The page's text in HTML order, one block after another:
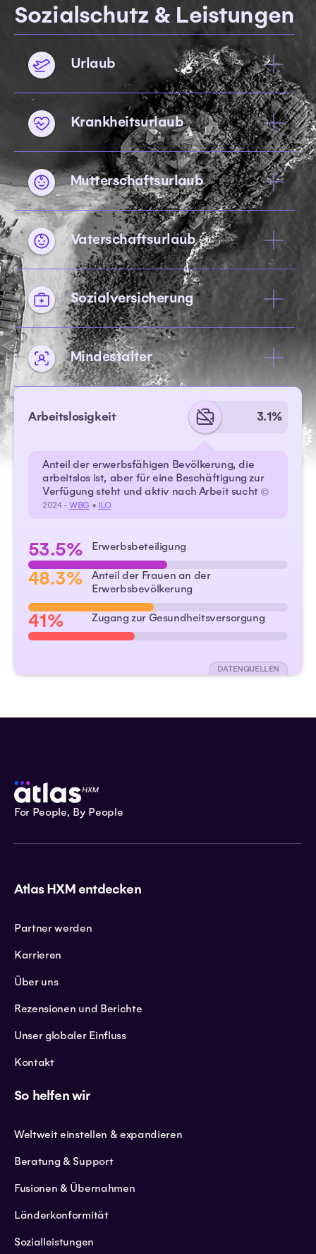
Sozialschutz & Leistungen
Urlaub
Krankheitsurlaub
Mutterschaftsurlaub
Vaterschaftsurlaub
Sozialversicherung
Mindestalter
Arbeitslosigkeit 3.1%
Anteil der erwerbsfähigen Bevölkerung, die
arbeitslos ist, aber für eine Beschäftigung zur
Verfügung steht und aktiv nach Arbeit sucht ©
2024 -WBG • ILO
53.5% Erwerbsbeteiligung
48.3%
Anteil der Frauen an der
Erwerbsbevölkerung
41% Zugang zur Gesundheitsversorgung
DATENQUELLEN
For People, By People
Atlas HXM entdecken
Partner werden
Karrieren
Über uns
Rezensionen und Berichte
Unser globaler Einfluss
Kontakt
So helfen wir
Weltweit einstellen & expandieren
Beratung & Support
Fusionen & Übernahmen
Länderkonformität
Sozialleistungen